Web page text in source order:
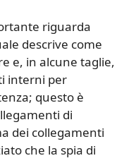
riguarda
descrive come
e, in alcune taglie,
interni per
questo è
di
dei collegamenti
che la spia di